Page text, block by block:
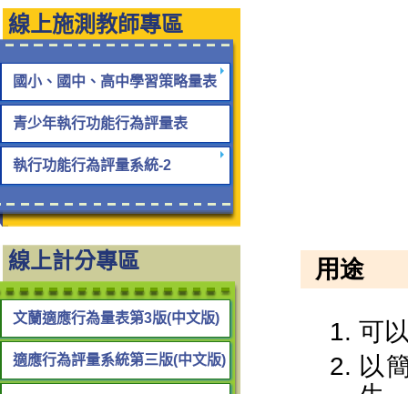
線上施測教師專區
國小、國中、高中學習策略量表
青少年執行功能行為評量表
執行功能行為評量系統-2
線上計分專區
文蘭適應行為量表第3版(中文版)
適應行為評量系統第三版(中文版)